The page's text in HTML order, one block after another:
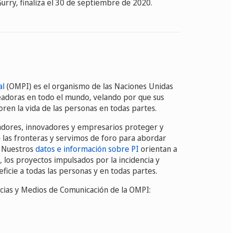
finaliza el 30 de septiembre de 2020.​
(OMPI) es el organismo de las Naciones Unidas
en todo el mundo, velando por que sus
la vida de las personas en todas partes.
innovadores y empresarios proteger y
las fronteras y servimos de foro para abordar
datos e información sobre PI orientan a
los proyectos impulsados por la incidencia y
a todas las personas y en todas partes.
y Medios de Comunicación de la OMPI: